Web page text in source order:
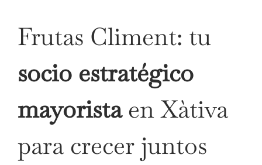
Frutas Climent: tu
socio estratégico
mayoristaen Xàtiva
para crecer juntos